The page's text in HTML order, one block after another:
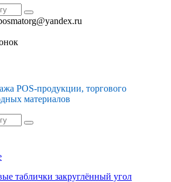
POS-продукции, торгового
материалов
таблички закруглённый угол